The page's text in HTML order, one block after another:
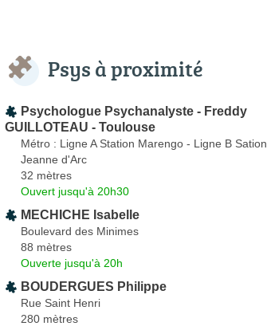
Psys à proximité
Psychologue Psychanalyste - Freddy
GUILLOTEAU - Toulouse
Métro : Ligne A Station Marengo - Ligne B Sation
Jeanne d'Arc
32 mètres
Ouvert jusqu'à 20h30
MECHICHE Isabelle
Boulevard des Minimes
88 mètres
Ouverte jusqu'à 20h
BOUDERGUES Philippe
Rue Saint Henri
280 mètres